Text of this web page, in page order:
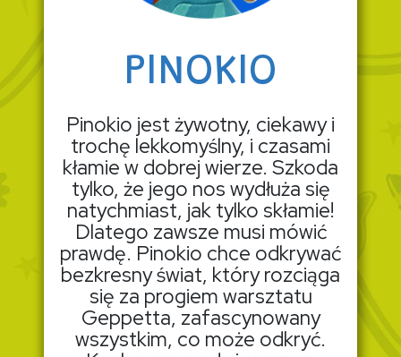
PINOKIO
Pinokio jest żywotny, ciekawy i
trochę lekkomyślny, i czasami
kłamie w dobrej wierze. Szkoda
tylko, że jego nos wydłuża się
natychmiast, jak tylko skłamie!
Dlatego zawsze musi mówić
prawdę. Pinokio chce odkrywać
bezkresny świat, który rozciąga
się za progiem warsztatu
Geppetta, zafascynowany
wszystkim, co może odkryć.